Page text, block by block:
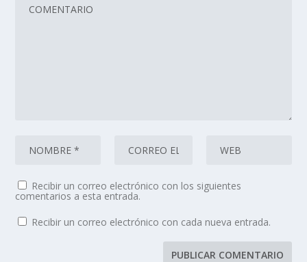
Recibir un correo electrónico con los siguientes
comentarios a esta entrada.
Recibir un correo electrónico con cada nueva entrada.